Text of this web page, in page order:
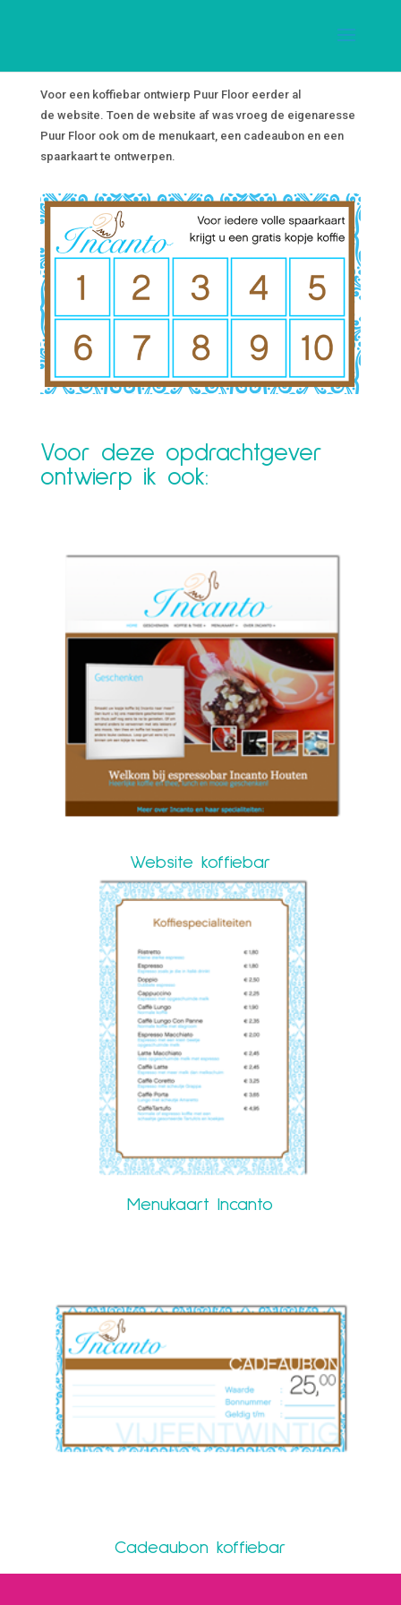
Voor een koffiebar ontwierp Puur Floor eerder al
de website. Toen de website af was vroeg de eigenaresse
Puur Floor ook om de menukaart, een cadeaubon en een
spaarkaart te ontwerpen.
Voor deze opdrachtgever
ontwierp ik ook:
Website koffiebar
Menukaart Incanto
Cadeaubon koffiebar